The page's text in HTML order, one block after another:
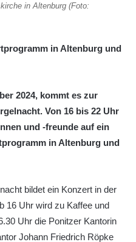
in Altenburg (Foto:
in Altenburg und
2024, kommt es zur
Von 16 bis 22 Uhr
und -freunde auf ein
in Altenburg und
bildet ein Konzert in der
16 Uhr wird zu Kaffee und
Uhr die Ponitzer Kantorin
Johann Friedrich Röpke